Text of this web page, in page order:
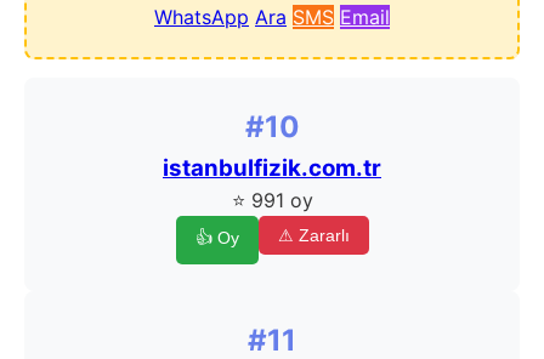
WhatsApp Ara SMS Email
#10
istanbulfizik.com.tr
⭐ 991 oy
👍 Oy ⚠ Zararlı
#11